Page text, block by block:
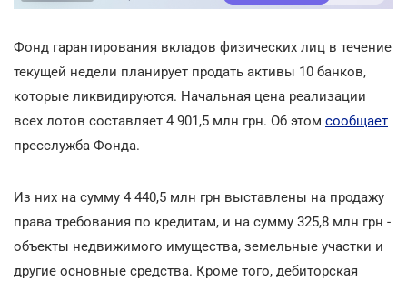
Фонд гарантирования вкладов физических лиц в течение
текущей недели планирует продать активы 10 банков,
которые ликвидируются. Начальная цена реализации
всех лотов составляет 4 901,5 млн грн. Об этом сообщает
пресслужба Фонда.
Из них на сумму 4 440,5 млн грн выставлены на продажу
права требования по кредитам, и на сумму 325,8 млн грн -
объекты недвижимого имущества, земельные участки и
другие основные средства. Кроме того, дебиторская